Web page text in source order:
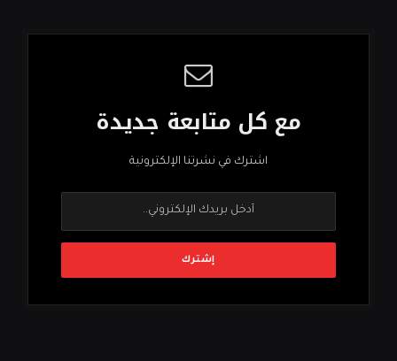
مع كل متابعة جديدة
اشترك في نشرتنا الإلكترونية